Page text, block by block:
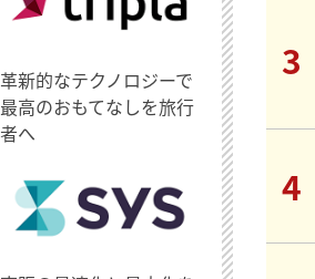
革新的なテクノロジーで
最高のおもてなしを旅行
者へ